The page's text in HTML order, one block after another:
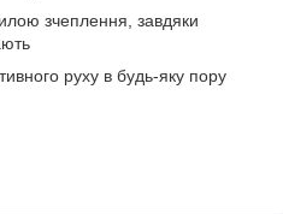
зчеплення, завдяки
руху в будь-яку пору